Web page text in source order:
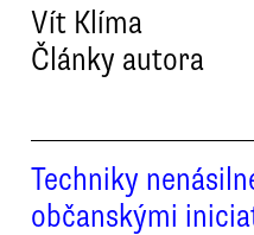
Vít Klíma
Články autora
Techniky
občanskými